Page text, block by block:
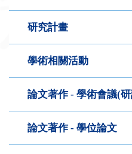
研究計畫
學術相關活動
論文著作 - 學術
論文著作 - 學位論文